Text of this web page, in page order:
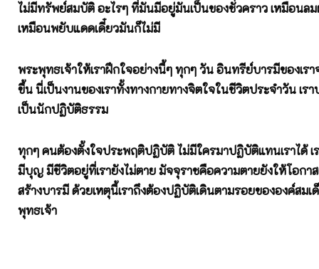
ไม่มีทรัพย์สมบัติ อะไรๆ ที่มันมีอยู่มันเป็นของชั่วคราว เหมือนล
เหมือนพยับแดดเดี๋ยวมันก็ไม่มี
พระพุทธเจ้าให้เราฝึกใจอย่างนี้ๆ ทุกๆ วัน อินทรีย์บารมีของเร
ขึ้น นี่เป็นงานของเราทั้งทางกายทางจิตใจในชีวิตประจำวัน เร
เป็นนักปฏิบัติธรรม
ทุกๆ คนต้องตั้งใจประพฤติปฏิบัติ ไม่มีใครมาปฏิบัติแทนเราได้ เ
มีบุญ มีชีวิตอยู่ที่เรายังไม่ตาย มัจจุราชคือความตายยังให้โอกาส
สร้างบารมี ด้วยเหตุนี้เราถึงต้องปฏิบัติเดินตามรอยขององค์สมเ
พุทธเจ้า